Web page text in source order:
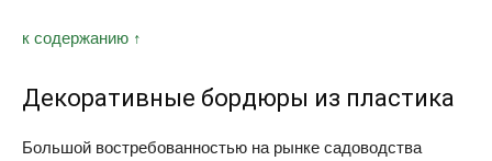
к содержанию ↑
Декоративные бордюры из пластика
Большой востребованностью на рынке садоводства